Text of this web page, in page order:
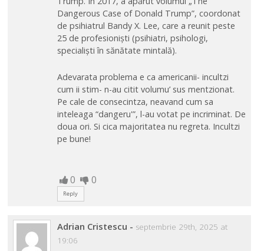
Dangerous Case of Donald Trump”, coordonat
de psihiatrul Bandy X. Lee, care a reunit peste
25 de profesioniști (psihiatri, psihologi,
specialiști în sănătate mintală).
Adevarata problema e ca americanii- incultzi
cum ii stim- n-au citit volumu’ sus mentzionat.
Pe cale de consecintza, neavand cum sa
inteleaga “dangeru'”, l-au votat pe incriminat. De
doua ori. Si cica majoritatea nu regreta. Incultzi
pe bune!
0 0
Reply
Adrian Cristescu - septembrie 29th, 2025 at
19:06